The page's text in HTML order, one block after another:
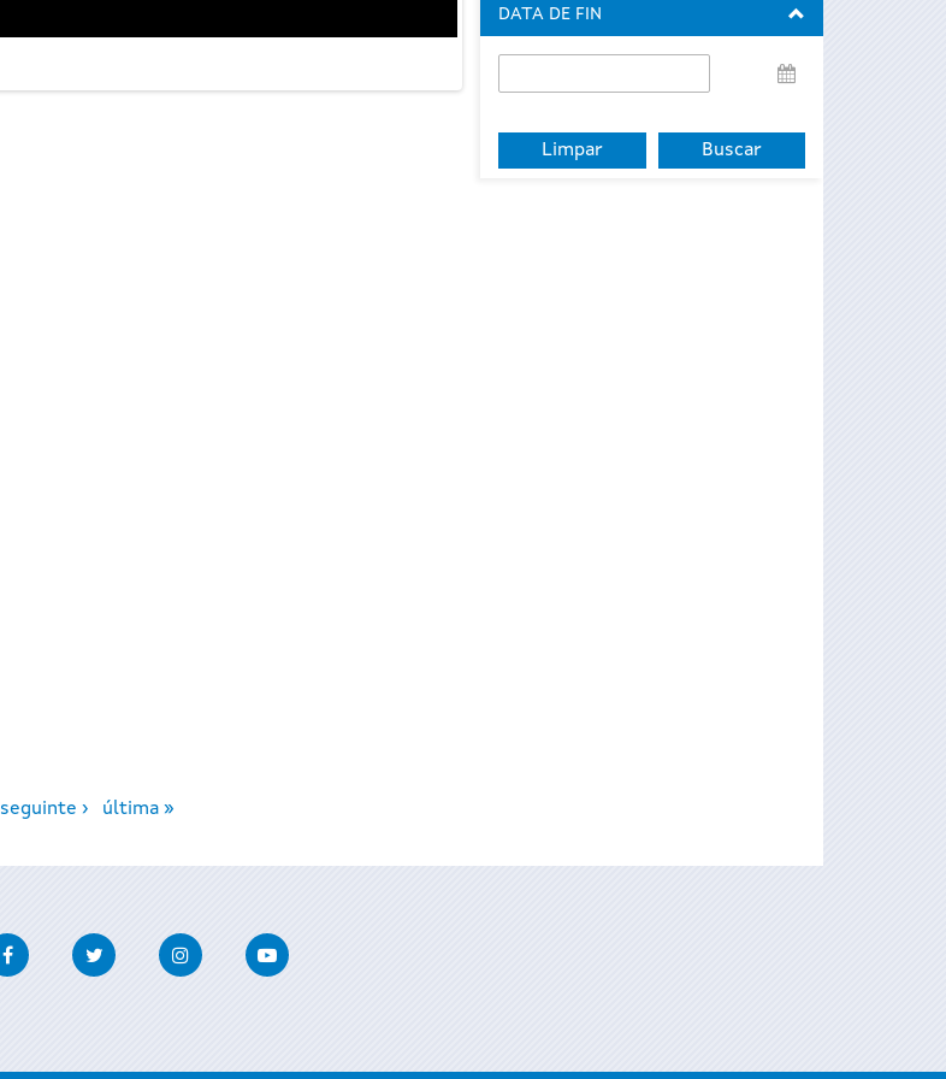
seguinte › última »
DATA DE FIN
de
FacebookTwitter InstagramYoutube